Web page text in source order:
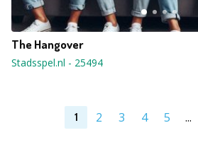
The Hangover
Stadsspel.nl - 25494
1 2 3 4 5 ...